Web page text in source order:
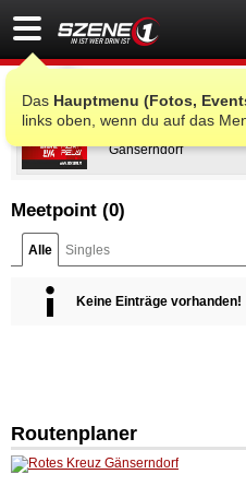
Das Hauptmenu (Fotos,
links oben, wenn du auf das
Rescue me 2026
Gänserndorf
Meetpoint (0)
Alle Singles
Keine Einträge vorhanden!
Routenplaner